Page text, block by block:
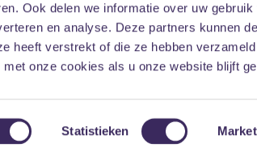
Ook delen we informatie over uw gebruik
en analyse. Deze partners kunnen
heeft verstrekt of die ze hebben
onze cookies als u onze website blijft
Statistieken
LinkedIn